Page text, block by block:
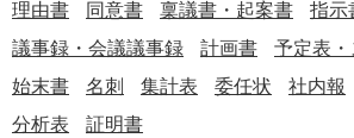
器や分析機器の型式・較正日を明確に
信頼性を担保できます。 ＜評価結果と
理濃度と比較した結果を記録し、改善が
かに対応につなげましょう。 ■テンプレートの利用メリッ
理由書
同意書 稟議書・起案書 指示
議事録・会議議事録
計画書
予定表
始末書
名刺 集計表 委任状 社内報
分析表
証明書